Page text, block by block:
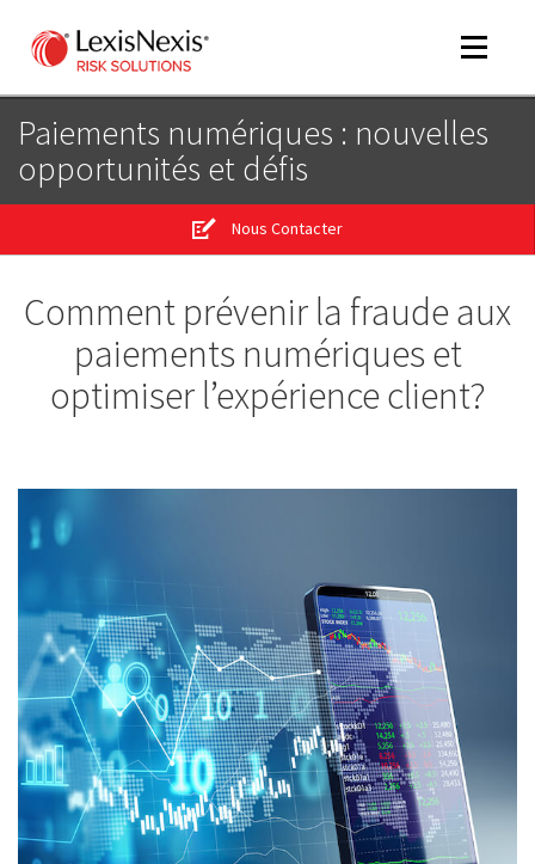
Toggle
Paiements numériques : nouvelles
opportunités et défis
Nous Contacter
Comment prévenir la fraude aux
paiements numériques et
optimiser l’expérience client?